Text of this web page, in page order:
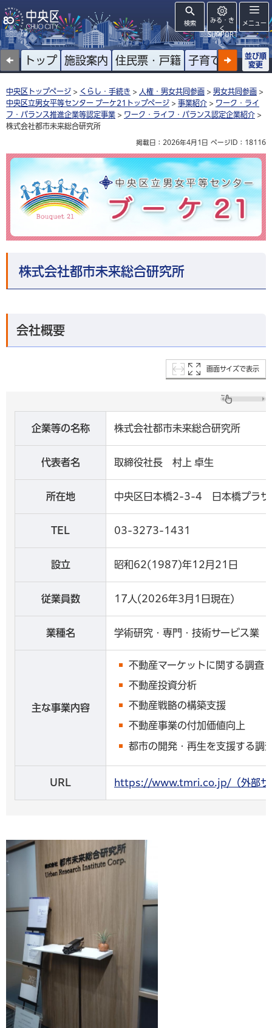
検索
みる・き
く
SUPPORT
メニュー
トップ 施設案内 住民票・戸籍 子育て 高齢者
並び順
変更
中央区トップページ > くらし・手続き > 人権・男女共同参画 > 男女共同参画 >
中央区立男女平等センター ブーケ21トップページ > 事業紹介 > ワーク・ライ
フ・バランス推進企業等認定事業 > ワーク・ライフ・バランス認定企業紹介 >
株式会社都市未来総合研究所
掲載日：2026年4月1日 ページID：18116
株式会社都市未来総合研究所
会社概要
画面サイズで表示
企業等の名称 株式会社都市未来総合研究所
代表者名 取締役社長 村上 卓生
所在地 中央区日本橋2-3-4 日本橋プラザ
TEL 03-3273-1431
設立 昭和62(1987)年12月21日
従業員数 17人(2026年3月1日現在)
業種名 学術研究・専門・技術サービス業
主な事業内容
不動産マーケットに関する調査
不動産投資分析
不動産戦略の構築支援
不動産事業の付加価値向上
都市の開発・再生を支援する調
URL https://www.tmri.co.jp/（外部サ